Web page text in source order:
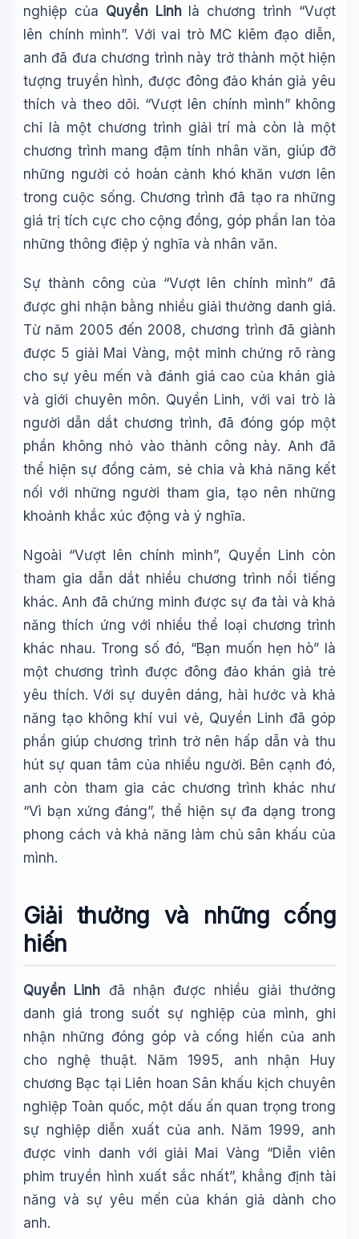
nghiệp của Quyền Linhlà chương trình “Vượt
lên chính mình”. Với vai trò MC kiêm đạo diễn,
anh đã đưa chương trình này trở thành một hiện
tượng truyền hình, được đông đảo khán giả yêu
thích và theo dõi. “Vượt lên chính mình” không
chỉ là một chương trình giải trí mà còn là một
chương trình mang đậm tính nhân văn, giúp đỡ
những người có hoàn cảnh khó khăn vươn lên
trong cuộc sống. Chương trình đã tạo ra những
giá trị tích cực cho cộng đồng, góp phần lan tỏa
những thông điệp ý nghĩa và nhân văn.
Sự thành công của “Vượt lên chính mình” đã
được ghi nhận bằng nhiều giải thưởng danh giá.
Từ năm 2005 đến 2008, chương trình đã giành
được 5 giải Mai Vàng, một minh chứng rõ ràng
cho sự yêu mến và đánh giá cao của khán giả
và giới chuyên môn. Quyền Linh, với vai trò là
người dẫn dắt chương trình, đã đóng góp một
phần không nhỏ vào thành công này. Anh đã
thể hiện sự đồng cảm, sẻ chia và khả năng kết
nối với những người tham gia, tạo nên những
khoảnh khắc xúc động và ý nghĩa.
Ngoài “Vượt lên chính mình”, Quyền Linh còn
tham gia dẫn dắt nhiều chương trình nổi tiếng
khác. Anh đã chứng minh được sự đa tài và khả
năng thích ứng với nhiều thể loại chương trình
khác nhau. Trong số đó, “Bạn muốn hẹn hò” là
một chương trình được đông đảo khán giả trẻ
yêu thích. Với sự duyên dáng, hài hước và khả
năng tạo không khí vui vẻ, Quyền Linh đã góp
phần giúp chương trình trở nên hấp dẫn và thu
hút sự quan tâm của nhiều người. Bên cạnh đó,
anh còn tham gia các chương trình khác như
“Vì bạn xứng đáng”, thể hiện sự đa dạng trong
phong cách và khả năng làm chủ sân khấu của
mình.
Giải thưởng và những cống
hiến
Quyền Linh đã nhận được nhiều giải thưởng
danh giá trong suốt sự nghiệp của mình, ghi
nhận những đóng góp và cống hiến của anh
cho nghệ thuật. Năm 1995, anh nhận Huy
chương Bạc tại Liên hoan Sân khấu kịch chuyên
nghiệp Toàn quốc, một dấu ấn quan trọng trong
sự nghiệp diễn xuất của anh. Năm 1999, anh
được vinh danh với giải Mai Vàng “Diễn viên
phim truyền hình xuất sắc nhất”, khẳng định tài
năng và sự yêu mến của khán giả dành cho
anh.